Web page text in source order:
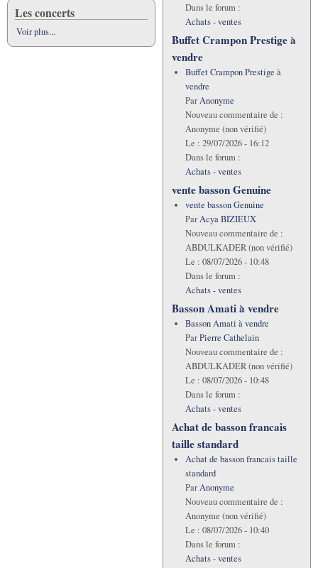
Les concerts
Voir plus...
Dans le forum :
Achats - ventes
Buffet Crampon Prestige à
vendre
Buffet Crampon Prestige à
vendre
ParAnonyme
Nouveau commentaire de :
Anonyme (non vérifié)
Le : 29/07/2026 - 16:12
Dans le forum :
Achats - ventes
vente basson Genuine
vente basson Genuine
ParAcya BIZIEUX
Nouveau commentaire de :
ABDULKADER (non vérifié)
Le : 08/07/2026 - 10:48
Dans le forum :
Achats - ventes
Basson Amati à vendre
Basson Amati à vendre
ParPierre Cathelain
Nouveau commentaire de :
ABDULKADER (non vérifié)
Le : 08/07/2026 - 10:48
Dans le forum :
Achats - ventes
Achat de basson francais
taille standard
Achat de basson francais taille
standard
ParAnonyme
Nouveau commentaire de :
Anonyme (non vérifié)
Le : 08/07/2026 - 10:40
Dans le forum :
Achats - ventes